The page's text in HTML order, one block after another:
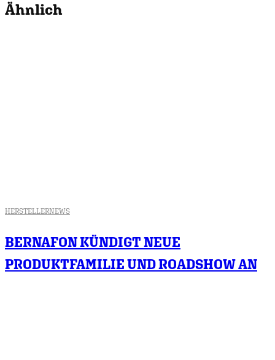
Ähnlich
HERSTELLERNEWS
BERNAFON KÜNDIGT NEUE
PRODUKTFAMILIE UND ROADSHOW AN